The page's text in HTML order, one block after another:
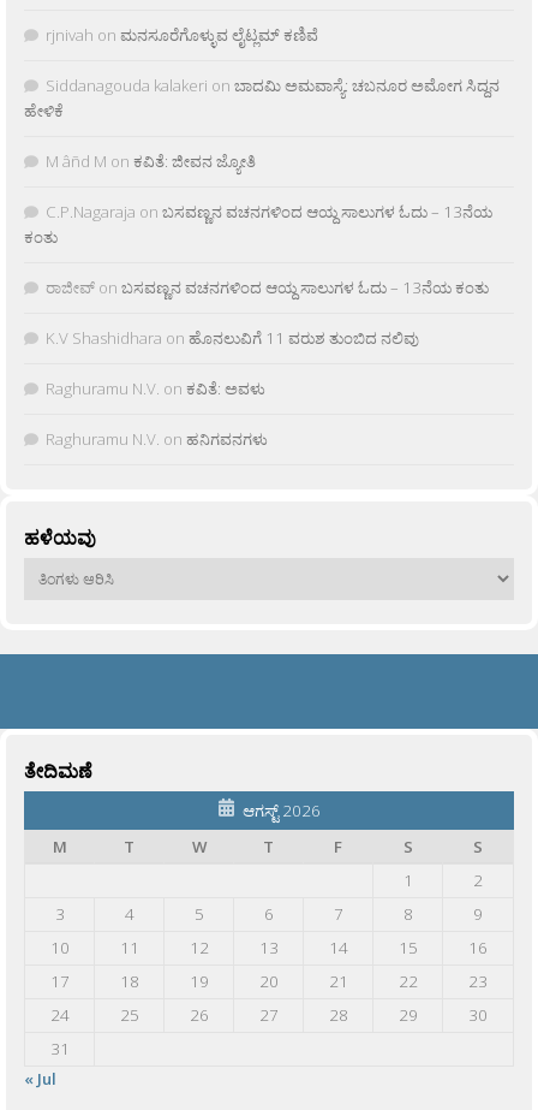
rjnivah on ಮನಸೂರೆಗೊಳ್ಳುವ ಲೈಟ್ಲಮ್ ಕಣಿವೆ
Siddanagouda kalakeri on ಬಾದಮಿ ಅಮವಾಸ್ಯೆ: ಚಬನೂರ ಅಮೋಗ ಸಿದ್ದನ
ಹೇಳಿಕೆ
M âñd M on ಕವಿತೆ: ಜೀವನ ಜ್ಯೋತಿ
C.P.Nagaraja on ಬಸವಣ್ಣನ ವಚನಗಳಿಂದ ಆಯ್ದ ಸಾಲುಗಳ ಓದು – 13ನೆಯ
ಕಂತು
ರಾಜೀವ್ on ಬಸವಣ್ಣನ ವಚನಗಳಿಂದ ಆಯ್ದ ಸಾಲುಗಳ ಓದು – 13ನೆಯ ಕಂತು
K.V Shashidhara on ಹೊನಲುವಿಗೆ 11 ವರುಶ ತುಂಬಿದ ನಲಿವು
Raghuramu N.V. on ಕವಿತೆ: ಅವಳು
Raghuramu N.V. on ಹನಿಗವನಗಳು
ಹಳೆಯವು
ಹಳೆಯವು
ತೇದಿಮಣೆ
ಆಗಸ್ಟ್ 2026
M
T W T F S
S
1
2
3
4 5 6 7 8
9
10
11 12 13 14 15
16
17
18 19 20 21 22
23
24
25 26 27 28 29
30
31
« Jul